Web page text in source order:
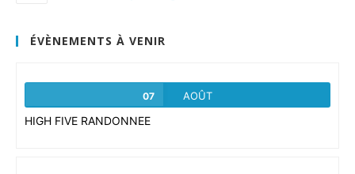
ÉVÈNEMENTS À VENIR
07 AOÛT
HIGH FIVE RANDONNEE